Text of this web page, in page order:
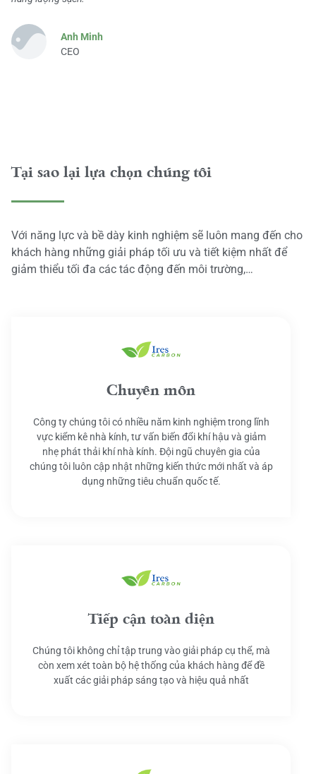
Anh Minh
CEO
Tại sao lại lựa chọn chúng tôi
Với năng lực và bề dày kinh nghiệm sẽ luôn mang đến cho
khách hàng những giải pháp tối ưu và tiết kiệm nhất để
giảm thiểu tối đa các tác động đến môi trường,…
Chuyên môn
Công ty chúng tôi có nhiều năm kinh nghiệm trong lĩnh
vực kiểm kê nhà kính, tư vấn biến đổi khí hậu và giảm
nhẹ phát thải khí nhà kính. Đội ngũ chuyên gia của
chúng tôi luôn cập nhật những kiến thức mới nhất và áp
dụng những tiêu chuẩn quốc tế.
Tiếp cận toàn diện
Chúng tôi không chỉ tập trung vào giải pháp cụ thể, mà
còn xem xét toàn bộ hệ thống của khách hàng để đề
xuất các giải pháp sáng tạo và hiệu quả nhất